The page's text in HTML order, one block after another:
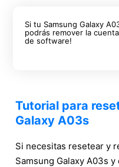
Si tu Samsung Galaxy
podrás remover la
de software!
Tutorial para
Galaxy A03s
Si necesitas resetear y
Samsung Galaxy A03s